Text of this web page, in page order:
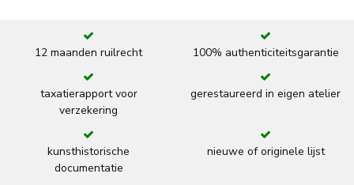
12 maanden ruilrecht 100% authenticiteitsgarantie
taxatierapport voor
verzekering
gerestaureerd in eigen atelier
kunsthistorische
documentatie
nieuwe of originele lijst